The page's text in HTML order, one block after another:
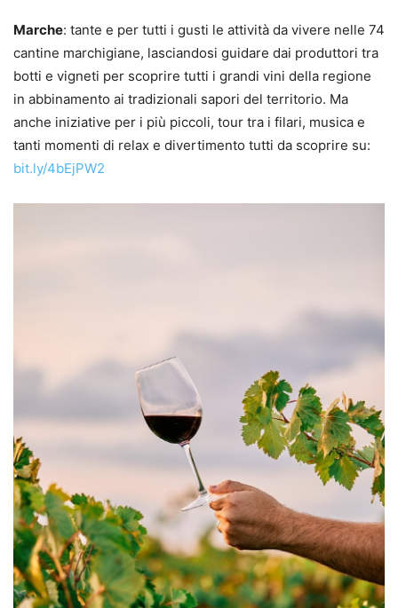
Marche: tante e per tutti i gusti le attività da vivere nelle 74
cantine marchigiane, lasciandosi guidare dai produttori tra
botti e vigneti per scoprire tutti i grandi vini della regione
in abbinamento ai tradizionali sapori del territorio. Ma
anche iniziative per i più piccoli, tour tra i filari, musica e
tanti momenti di relax e divertimento tutti da scoprire su:
bit.ly/4bEjPW2